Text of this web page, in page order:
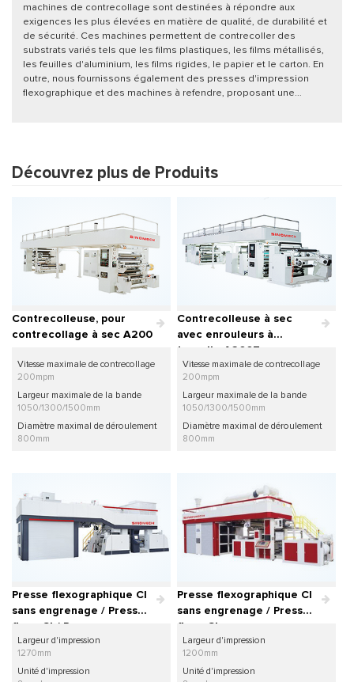
machines de contrecollage sont destinées à répondre aux
exigences les plus élevées en matière de qualité, de durabilité et
de sécurité. Ces machines permettent de contrecoller des
substrats variés tels que les films plastiques, les films métallisés,
les feuilles d'aluminium, les films rigides, le papier et le carton. En
outre, nous fournissons également des presses d'impression
flexographique et des machines à refendre, proposant une
l'environnement. Nous sommes toujours à la disposition de nos
clients pour leur apporter notre savoir-faire et expérience dans le
Découvrez plus de Produits
Contrecolleuse, pour
contrecollage à sec A200
Vitesse maximale de contrecollage
200mpm
Largeur maximale de la bande
1050/1300/1500mm
Diamètre maximal de déroulement
800mm
Contrecolleuse à sec
avec enrouleurs à
tourelle A200T
Vitesse maximale de contrecollage
200mpm
Largeur maximale de la bande
1050/1300/1500mm
Diamètre maximal de déroulement
800mm
Presse flexographique CI
sans engrenage / Presse
flexo CI / Presse
d’impression
flexographique CINOVA
Largeur d'impression
1270mm
Unité d'impression
Presse flexographique CI
sans engrenage / Presse
flexo CI
Largeur d'impression
1200mm
Unité d'impression